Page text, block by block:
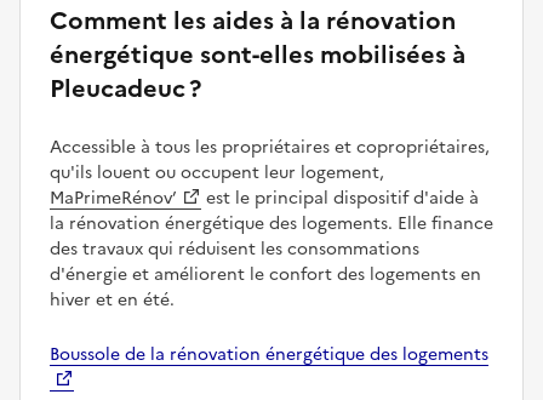
Comment les aides à la rénovation
énergétique sont-elles mobilisées à
Pleucadeuc ?
Accessible à tous les propriétaires et copropriétaires,
qu'ils louent ou occupent leur logement,
MaPrimeRénov’
est le principal dispositif d'aide à
la rénovation énergétique des logements. Elle finance
des travaux qui réduisent les consommations
d'énergie et améliorent le confort des logements en
hiver et en été.
Boussole de la rénovation énergétique des logements